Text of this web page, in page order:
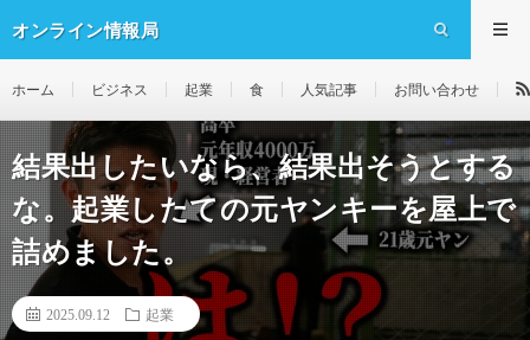
オンライン情報局
ホーム ビジネス 起業 食 人気記事 お問い合わせ
結果出したいなら、結果出そうとする
な。起業したての元ヤンキーを屋上で
詰めました。
2025.09.12 起業